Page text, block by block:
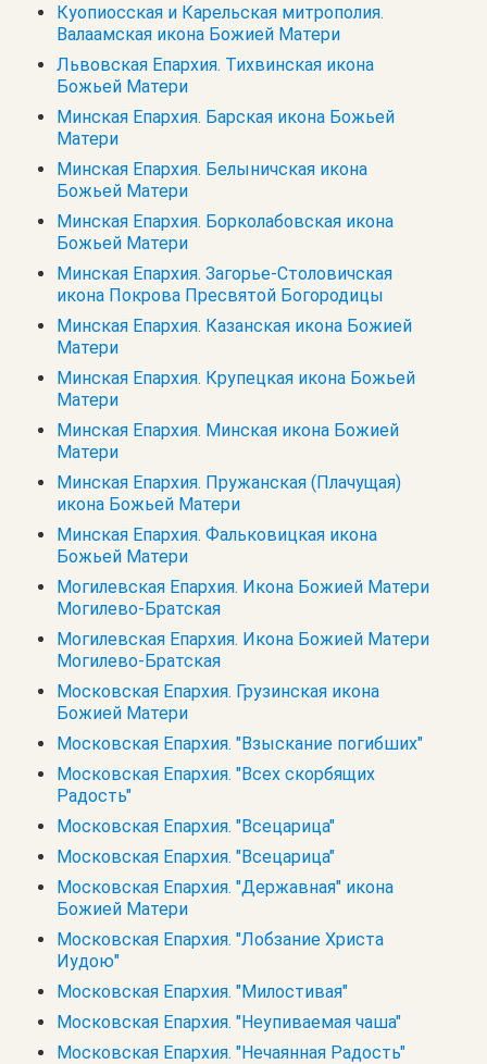
Куопиосская и Карельская митрополия.
Валаамская икона Божией Матери
Львовская Епархия. Тихвинская икона
Божьей Матери
Минская Епархия. Барская икона Божьей
Матери
Минская Епархия. Белыничская икона
Божьей Матери
Минская Епархия. Борколабовская икона
Божьей Матери
Минская Епархия. Загорье-Столовичская
икона Покрова Пресвятой Богородицы
Минская Епархия. Казанская икона Божией
Матери
Минская Епархия. Крупецкая икона Божьей
Матери
Минская Епархия. Минская икона Божией
Матери
Минская Епархия. Пружанская (Плачущая)
икона Божьей Матери
Минская Епархия. Фальковицкая икона
Божьей Матери
Могилевская Епархия. Икона Божией Матери
Могилево-Братская
Могилевская Епархия. Икона Божией Матери
Могилево-Братская
Московская Епархия. Грузинская икона
Божией Матери
Московская Епархия. "Взыскание погибших"
Московская Епархия. "Всех скорбящих
Радость"
Московская Епархия. "Всецарица"
Московская Епархия. "Всецарица"
Московская Епархия. "Державная" икона
Божией Матери
Московская Епархия. "Лобзание Христа
Иудою"
Московская Епархия. "Милостивая"
Московская Епархия. "Неупиваемая чаша"
Московская Епархия. "Нечаянная Радость"